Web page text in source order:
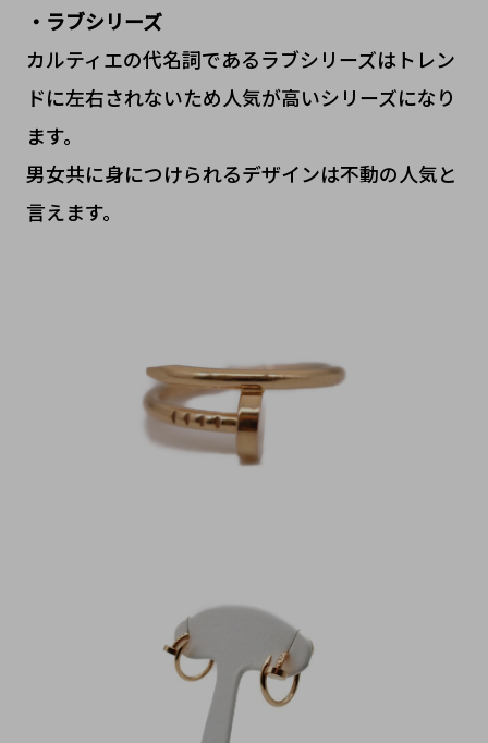
・ラブシリーズ
カルティエの代名詞であるラブシリーズはトレン
ドに左右されないため人気が高いシリーズになり
ます。
男女共に身につけられるデザインは不動の人気と
言えます。